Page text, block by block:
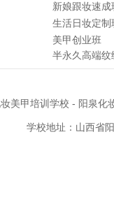
新娘跟妆速成
生活日妆定制
美甲创业班
半永久高端纹
美甲培训学校 - 阳泉化
学校地址：山西省